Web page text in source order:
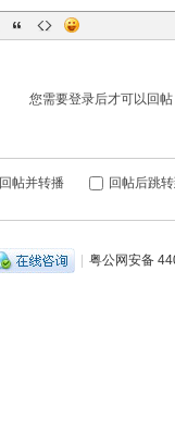
您需要登录后才可以回帖
回帖并转播 回帖后跳
| 粤公网安备